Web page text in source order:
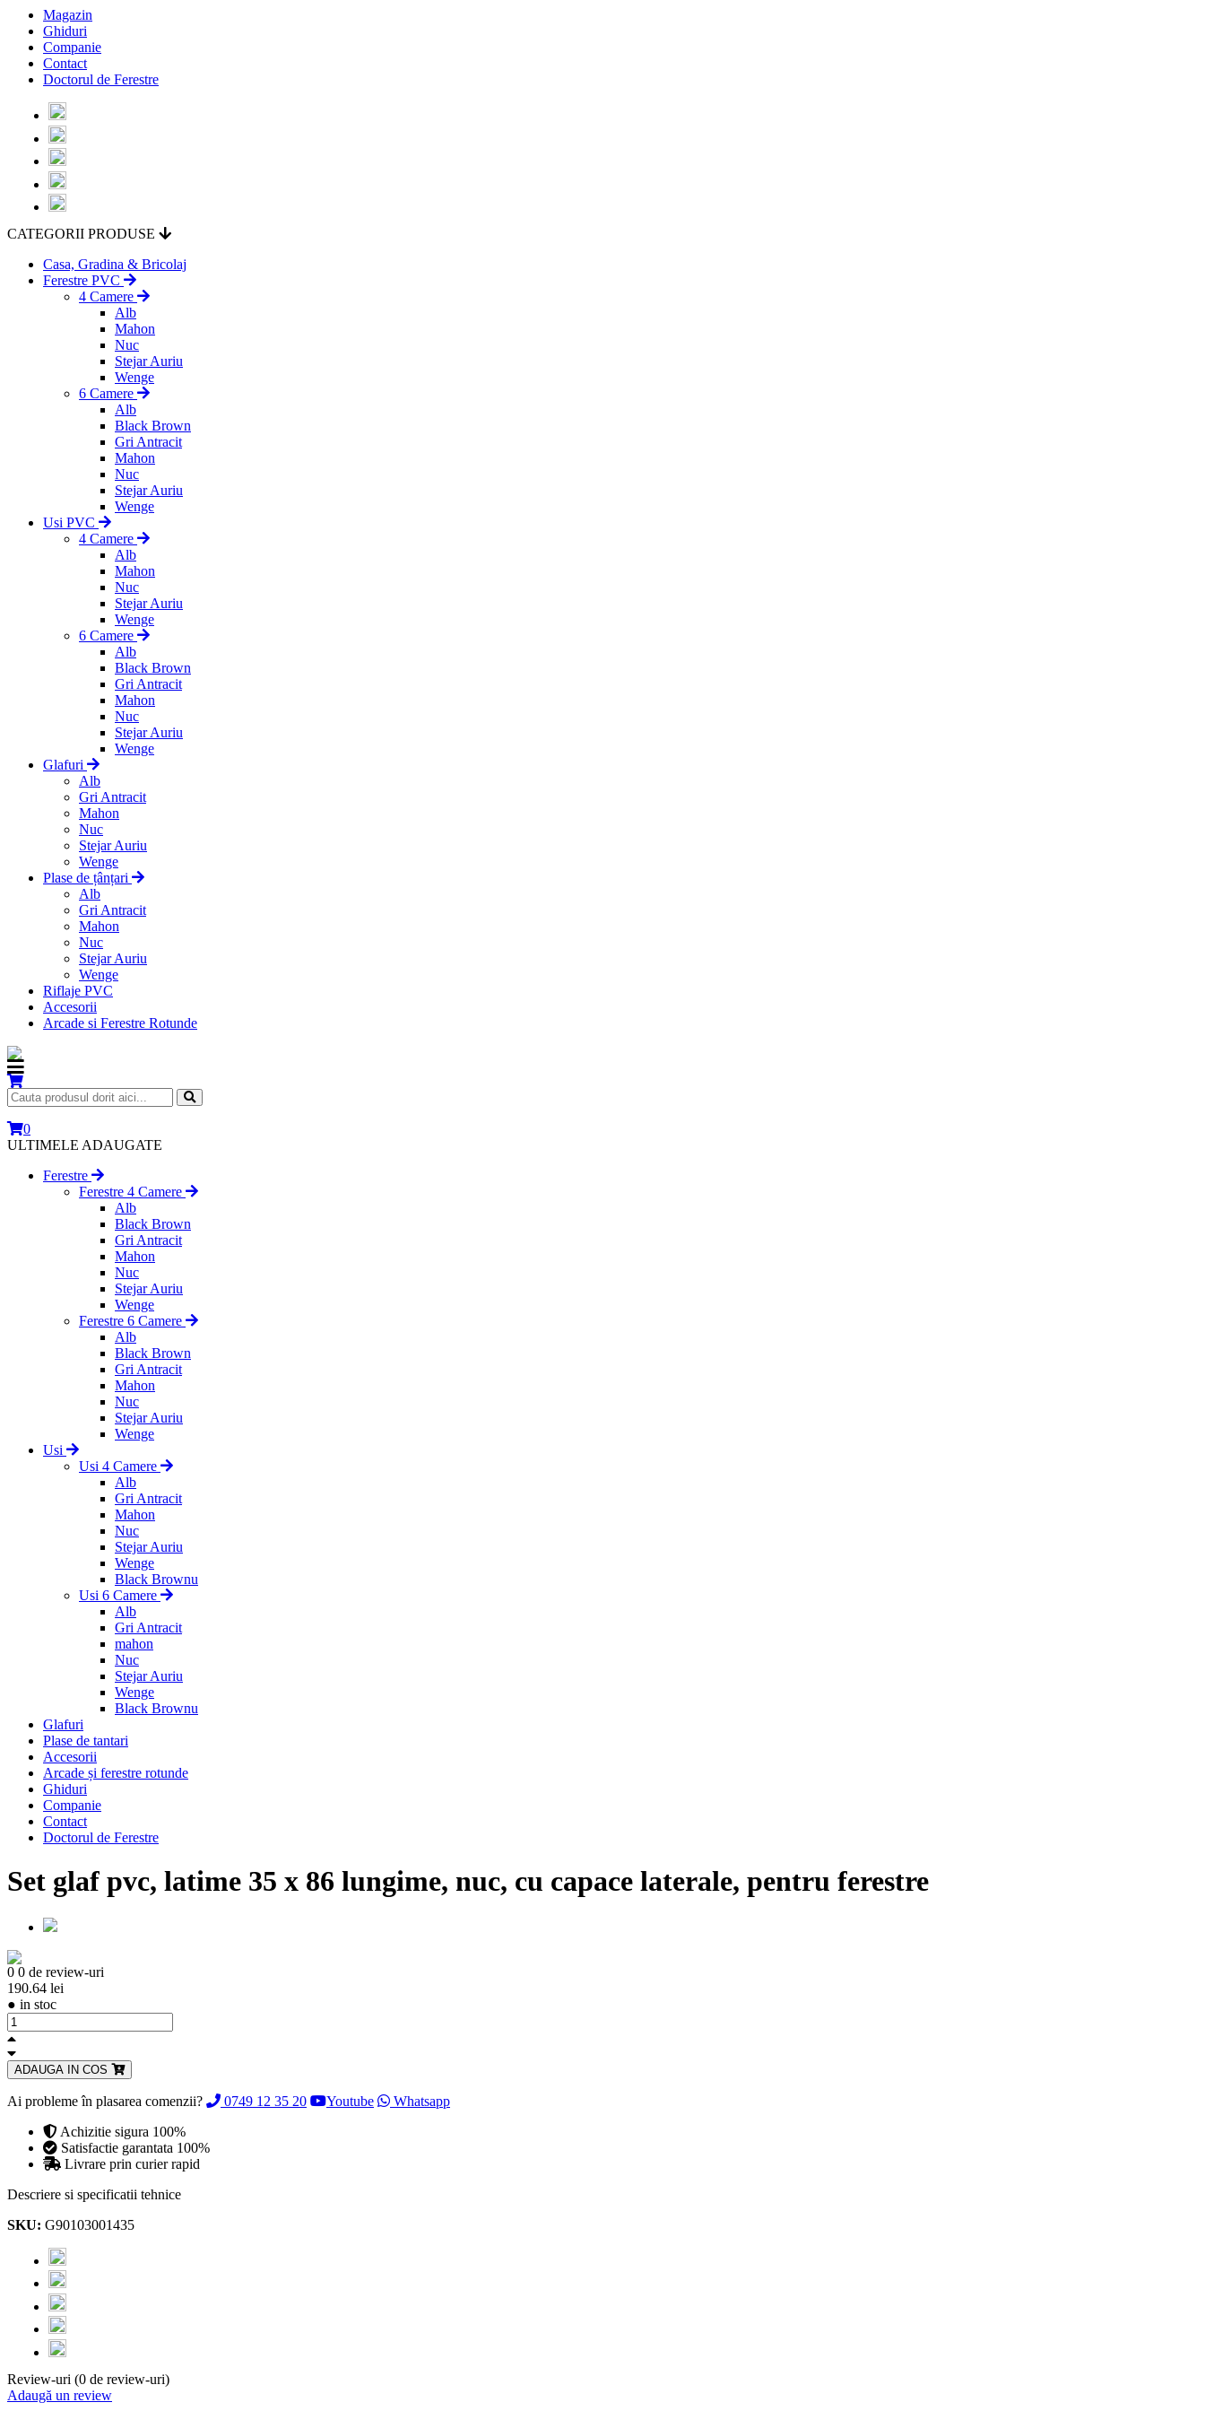
Magazin
Ghiduri
Companie
Contact
Doctorul de Ferestre
CATEGORII PRODUSE
Casa, Gradina & Bricolaj
Ferestre PVC
4 Camere
Alb
Mahon
Nuc
Stejar Auriu
Wenge
6 Camere
Alb
Black Brown
Gri Antracit
Mahon
Nuc
Stejar Auriu
Wenge
Usi PVC
4 Camere
Alb
Mahon
Nuc
Stejar Auriu
Wenge
6 Camere
Alb
Black Brown
Gri Antracit
Mahon
Nuc
Stejar Auriu
Wenge
Glafuri
Alb
Gri Antracit
Mahon
Nuc
Stejar Auriu
Wenge
Plase de țânțari
Alb
Gri Antracit
Mahon
Nuc
Stejar Auriu
Wenge
Riflaje PVC
Accesorii
Arcade si Ferestre Rotunde
0
ULTIMELE ADAUGATE
Ferestre
Ferestre 4 Camere
Alb
Black Brown
Gri Antracit
Mahon
Nuc
Stejar Auriu
Wenge
Ferestre 6 Camere
Alb
Black Brown
Gri Antracit
Mahon
Nuc
Stejar Auriu
Wenge
Usi
Usi 4 Camere
Alb
Gri Antracit
Mahon
Nuc
Stejar Auriu
Wenge
Black Brownu
Usi 6 Camere
Alb
Gri Antracit
mahon
Nuc
Stejar Auriu
Wenge
Black Brownu
Glafuri
Plase de tantari
Accesorii
Arcade și ferestre rotunde
Ghiduri
Companie
Contact
Doctorul de Ferestre
Set glaf pvc, latime 35 x 86 lungime, nuc, cu capace laterale, pentru ferestre
0 0 de review-uri
190.64 lei
● in stoc
ADAUGA IN COS
Ai probleme în plasarea comenzii? 0749 12 35 20 Youtube
Whatsapp
Achizitie sigura 100%
Satisfactie garantata 100%
Livrare prin curier rapid
Descriere si specificatii tehnice
SKU: G90103001435
Review-uri (0 de review-uri)
Adaugă un review